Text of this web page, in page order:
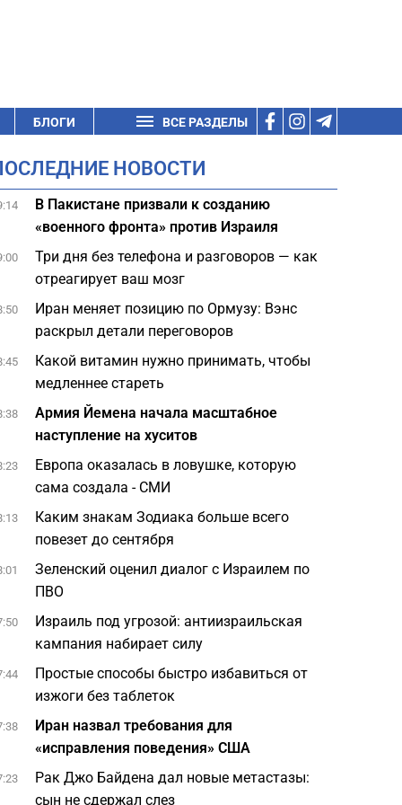
БЛОГИ ВСЕ РАЗДЕЛЫ
НОВОСТИ
В Пакистане призвали к созданию
«военного фронта» против Израиля
Три дня без телефона и разговоров — как
отреагирует ваш мозг
Иран меняет позицию по Ормузу: Вэнс
раскрыл детали переговоров
Какой витамин нужно принимать, чтобы
медленнее стареть
Армия Йемена начала масштабное
наступление на хуситов
Европа оказалась в ловушке, которую
сама создала - СМИ
Каким знакам Зодиака больше всего
повезет до сентября
Зеленский оценил диалог с Израилем по
ПВО
Израиль под угрозой: антиизраильская
кампания набирает силу
Простые способы быстро избавиться от
изжоги без таблеток
Иран назвал требования для
«исправления поведения» США
Рак Джо Байдена дал новые метастазы:
сын не сдержал слез